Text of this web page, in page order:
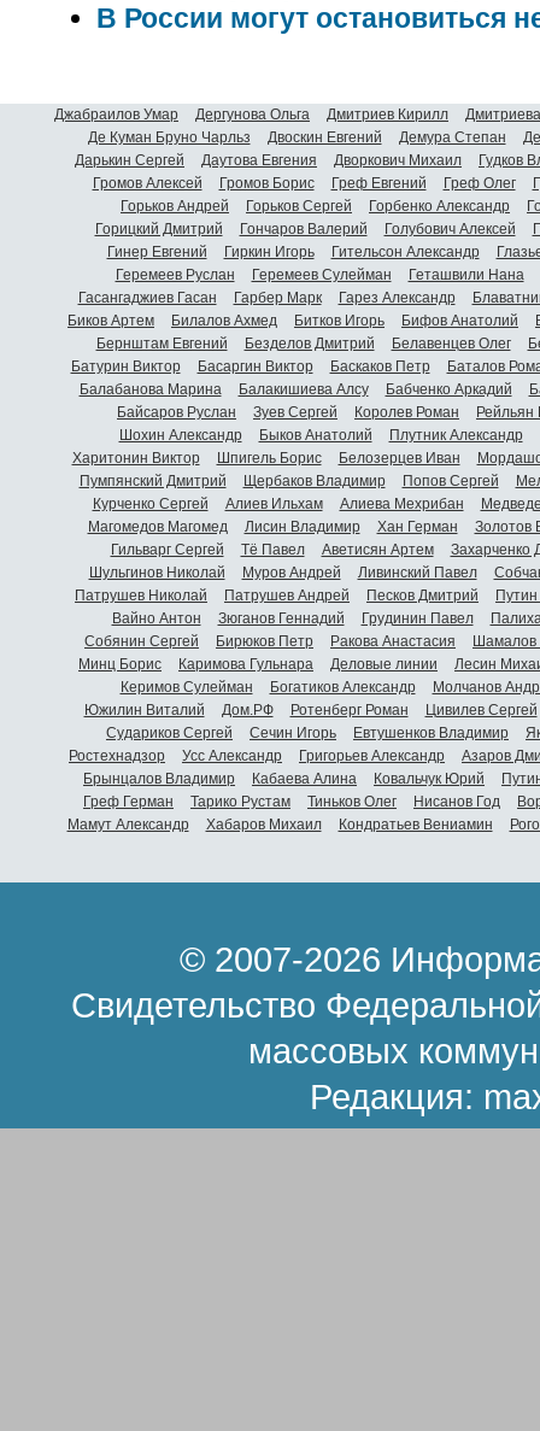
В России могут остановиться
Джабраилов Умар Дергунова Ольга Дмитриев Кирилл
Де Куман Бруно Чарльз
Двоскин Евгений Демура Степан
Дарькин Сергей
Даутова Евгения Дворкович Михаил
Гудков
Громов Алексей
Громов Борис Греф Евгений Греф Олег
Горьков Андрей
Горьков Сергей Горбенко Александр
Горицкий Дмитрий
Гончаров Валерий Голубович Алексей
Гинер Евгений
Гиркин Игорь Гительсон Александр
Геремеев Руслан
Геремеев Сулейман
Геташвили Нана
Гасангаджиев Гасан
Гарбер Марк Гарез Александр
Биков Артем
Билалов Ахмед Битков Игорь Бифов Анатолий
Бернштам Евгений
Безделов Дмитрий Белавенцев Олег
Батурин Виктор
Басаргин Виктор Баскаков Петр
Баталов
Балабанова Марина
Балакишиева Алсу Бабченко Аркадий
Байсаров Руслан
Зуев Сергей Королев Роман
Шохин Александр
Быков Анатолий Плутник Александр
Харитонин Виктор
Шпигель Борис Белозерцев Иван
Пумпянский Дмитрий
Щербаков Владимир Попов Сергей
Курченко Сергей
Алиев Ильхам Алиева Мехрибан
Магомедов Магомед
Лисин Владимир Хан Герман
Золотов
Гильварг Сергей
Тё Павел Аветисян Артем
Захарченко
Шульгинов Николай
Муров Андрей Ливинский Павел
Патрушев Николай
Патрушев Андрей Песков Дмитрий
Вайно Антон
Зюганов Геннадий Грудинин Павел
Собянин Сергей
Бирюков Петр Ракова Анастасия
Шамалов
Минц Борис
Каримова Гульнара Деловые линии
Лесин
Керимов Сулейман
Богатиков Александр
Молчанов
Южилин Виталий
Дом.РФ Ротенберг Роман
Цивилев Сергей
Судариков Сергей
Сечин Игорь Евтушенков Владимир
Ростехнадзор
Усс Александр Григорьев Александр
Азаров
Брынцалов Владимир
Кабаева Алина Ковальчук Юрий
Греф Герман
Тарико Рустам Тиньков Олег Нисанов Год
Мамут Александр
Хабаров Михаил Кондратьев Вениамин
© 2007-2026
Свидетельство
массовых
Редакция: